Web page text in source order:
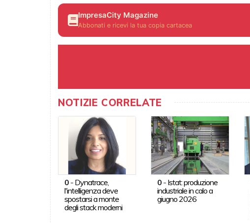
ImpresaCity Magazine
Abbonati e ricevi la tua copia cartacea
NOTIZIE CORRELATE
0- Dynatrace,
l'intelligenza deve
spostarsi a monte
degli stack moderni
0 - Istat: produzione
industriale in calo a
giugno 2026